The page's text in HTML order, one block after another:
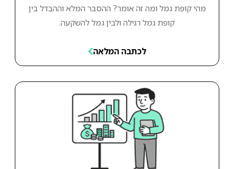
מהי קופת גמל ומה זה אומר? ההסבר המלא וההבדל בין
קופת גמל רגילה ולבין גמל להשקעה.
לכתבה המלאה